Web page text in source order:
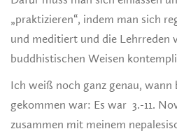
„praktizieren“, indem man sich
und meditiert und die Lehrreden
buddhistischen Weisen
Ich weiß noch ganz genau,
gekommen war: Es war 3.-11.
zusammen mit meinem